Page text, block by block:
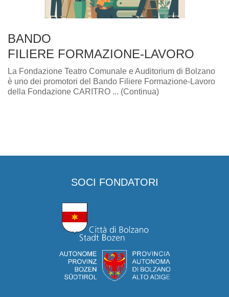
BANDO
FILIERE FORMAZIONE-LAVORO
La Fondazione Teatro Comunale e Auditorium di Bolzano
è uno dei promotori del Bando Filiere Formazione-Lavoro
della Fondazione CARITRO ... (Continua)
SOCI FONDATORI